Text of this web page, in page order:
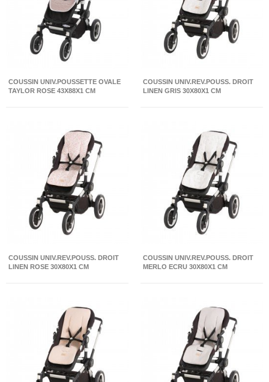
COUSSIN UNIV.POUSSETTE OVALE
TAYLOR ROSE 43X88X1 CM
COUSSIN UNIV.REV.POUSS. DROIT
LINEN GRIS 30X80X1 CM
COUSSIN UNIV.REV.POUSS. DROIT
LINEN ROSE 30X80X1 CM
COUSSIN UNIV.REV.POUSS. DROIT
MERLO ECRU 30X80X1 CM